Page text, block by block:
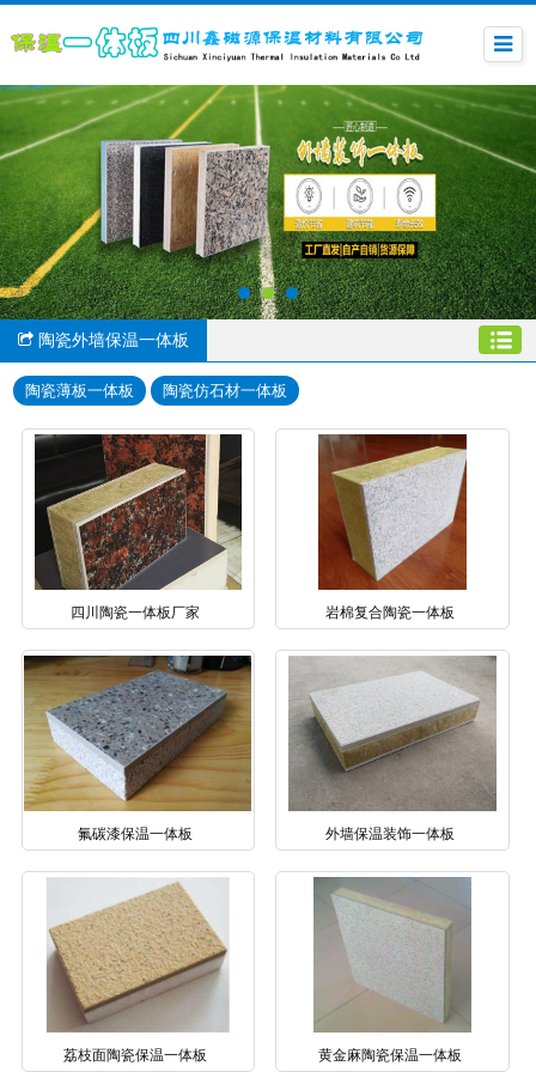
陶瓷外墙保温一体板
陶瓷薄板一体板 陶瓷仿石材一体板
四川陶瓷一体板厂家 岩棉复合陶瓷一体板
氟碳漆保温一体板 外墙保温装饰一体板
荔枝面陶瓷保温一体板 黄金麻陶瓷保温一体板